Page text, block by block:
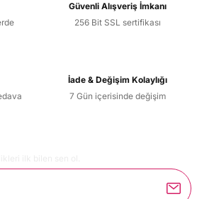
daha pahalı.
Güvenli Alışveriş İmkanı
256 Bit SSL sertifikası
İade & Değişim Kolaylığı
7 Gün içerisinde değişim